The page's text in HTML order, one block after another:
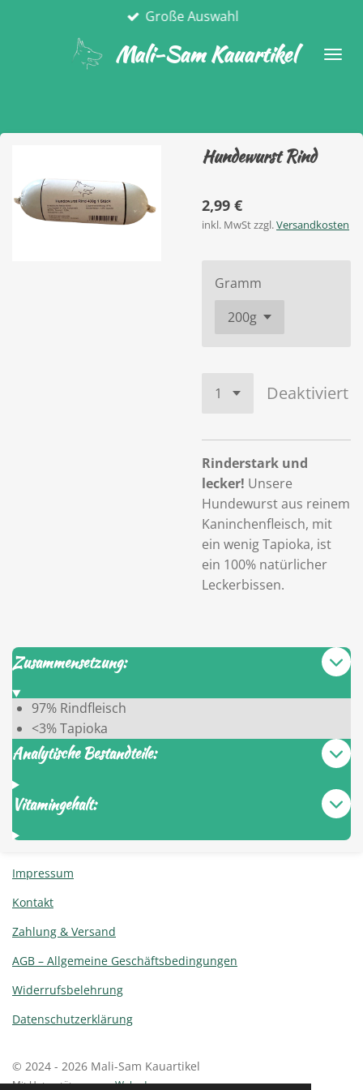
Hauptinhalt
Mali-Sam Kauartikel
Große Auswahl
Hundewurst Rind
2,99 €
inkl. MwSt zzgl.Versandkosten
Gramm
Deaktiviert
Rinderstark und
lecker! Unsere
Hundewurst aus reinem
Kaninchenfleisch, mit
ein wenig Tapioka, ist
ein 100% natürlicher
Leckerbissen.
Zusammensetzung:
97% Rindfleisch
<3% Tapioka
Analytische Bestandteile:
Vitamingehalt:
Impressum
Kontakt
Zahlung & Versand
AGB – Allgemeine Geschäftsbedingungen
Widerrufsbelehrung
Datenschutzerklärung
© 2024 - 2026 Mali-Sam Kauartikel
Mit Unterstützung vonWebador